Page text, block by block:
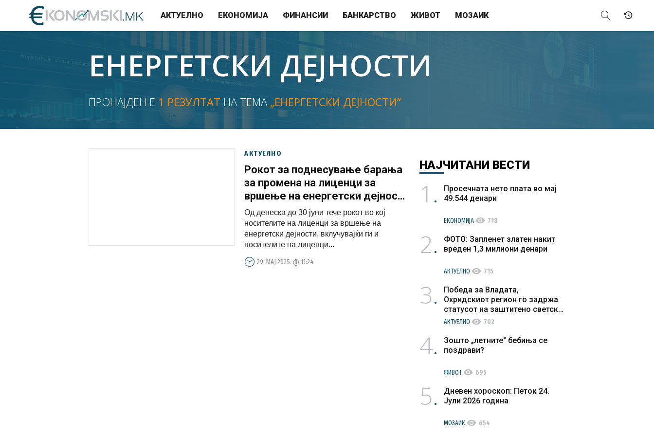
АКТУЕЛНО ЕКОНОМИЈА ФИНАНСИИ БАНКАРСТВО ЖИВОТ МОЗАИК
ЕНЕРГЕТСКИ ДЕЈНОСТИ
ПРОНАЈДЕН Е 1 РЕЗУЛТАТ НА ТЕМА „ЕНЕРГЕТСКИ ДЕЈНОСТИ“
АКТУЕЛНО
Рокот за поднесување барања
за промена на лиценци за
вршење на енергетски дејности
истекува утре
Од денеска до 30 јуни тече рокот во кој
носителите на лиценци за вршење на
енергетски дејности, вклучувајќи ги и
носителите на лиценци...
29. МАЈ 2025. @ 11:24
НАЈЧИТАНИ ВЕСТИ
1
Просечната нето плата во мај
49.544 денари
ЕКОНОМИЈА visibility 718
2
ФОТО: Запленет златен накит
вреден 1,3 милиони денари
АКТУЕЛНО visibility 715
3
Победа за Владата,
Охридскиот регион го задржа
статусот на заштитено светско
културно наследство
АКТУЕЛНО visibility 702
4
Зошто „летните“ бебиња се
поздрави?
ЖИВОТvisibility 695
5
Дневен хороскоп: Петок 24.
Јули 2026 година
МОЗАИК visibility 654